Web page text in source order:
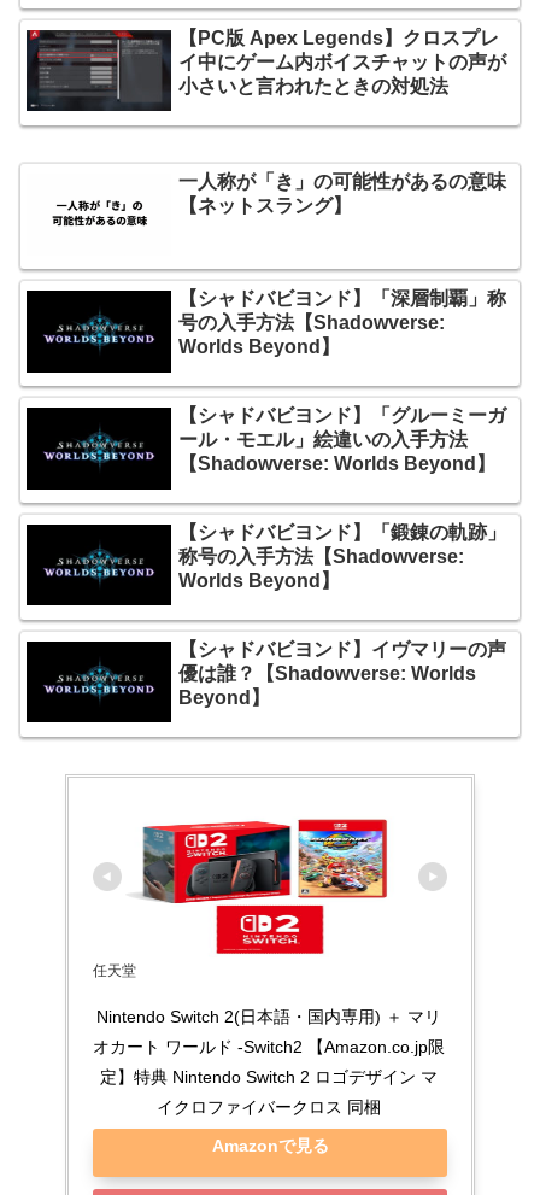
【PC版 Apex Legends】クロスプレ
イ中にゲーム内ボイスチャットの声が
小さいと言われたときの対処法
一人称が「き」の可能性があるの意味
【ネットスラング】
【シャドバビヨンド】「深層制覇」称
号の入手方法【Shadowverse:
Worlds Beyond】
【シャドバビヨンド】「グルーミーガ
ール・モエル」絵違いの入手方法
【Shadowverse: Worlds Beyond】
【シャドバビヨンド】「鍛錬の軌跡」
称号の入手方法【Shadowverse:
Worlds Beyond】
【シャドバビヨンド】イヴマリーの声
優は誰？【Shadowverse: Worlds
Beyond】
任天堂
Nintendo Switch 2(日本語・国内専用) ＋ マリ
オカート ワールド -Switch2 【Amazon.co.jp限
定】特典 Nintendo Switch 2 ロゴデザイン マ
イクロファイバークロス 同梱
Amazonで見る